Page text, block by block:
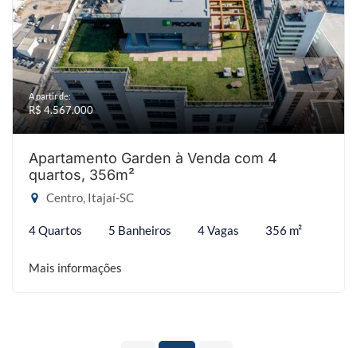
A partir de:
R$ 4.567.000
Apartamento Garden à Venda com 4
quartos, 356m²
Centro, Itajaí-SC
4 Quartos 5 Banheiros 4 Vagas 356 m²
Mais informações